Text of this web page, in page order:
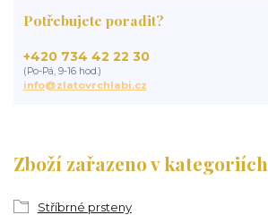
Zboží zařazeno v kategoriích
Stříbrné prsteny
Potřebujete poradit?
+420 734 42 22 30
(Po-Pá, 9-16 hod.)
info@zlatovrchlabi.cz